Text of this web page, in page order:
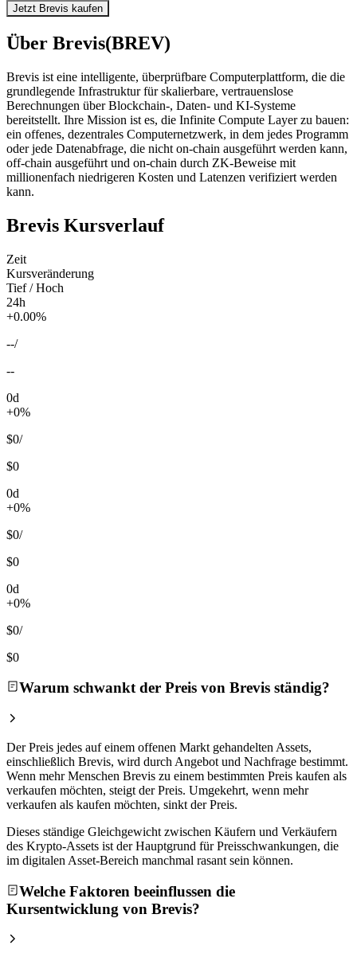
Jetzt Brevis kaufen
Über Brevis(BREV)
Brevis ist eine intelligente, überprüfbare Computerplattform, die die
grundlegende Infrastruktur für skalierbare, vertrauenslose
Berechnungen über Blockchain-, Daten- und KI-Systeme
bereitstellt. Ihre Mission ist es, die Infinite Compute Layer zu bauen:
ein offenes, dezentrales Computernetzwerk, in dem jedes Programm
oder jede Datenabfrage, die nicht on-chain ausgeführt werden kann,
off-chain ausgeführt und on-chain durch ZK-Beweise mit
millionenfach niedrigeren Kosten und Latenzen verifiziert werden
kann.
Brevis Kursverlauf
Zeit
Kursveränderung
Tief / Hoch
24h
+0.00%
--/
--
0d
+0%
$0/
$0
0d
+0%
$0/
$0
0d
+0%
$0/
$0
Warum schwankt der Preis von Brevis ständig?
Der Preis jedes auf einem offenen Markt gehandelten Assets,
einschließlich Brevis, wird durch Angebot und Nachfrage bestimmt.
Wenn mehr Menschen Brevis zu einem bestimmten Preis kaufen als
verkaufen möchten, steigt der Preis. Umgekehrt, wenn mehr
verkaufen als kaufen möchten, sinkt der Preis.
Dieses ständige Gleichgewicht zwischen Käufern und Verkäufern
des Krypto-Assets ist der Hauptgrund für Preisschwankungen, die
im digitalen Asset-Bereich manchmal rasant sein können.
Welche Faktoren beeinflussen die
Kursentwicklung von Brevis?